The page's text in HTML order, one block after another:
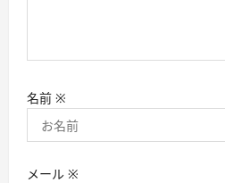
名前 ※
メール ※